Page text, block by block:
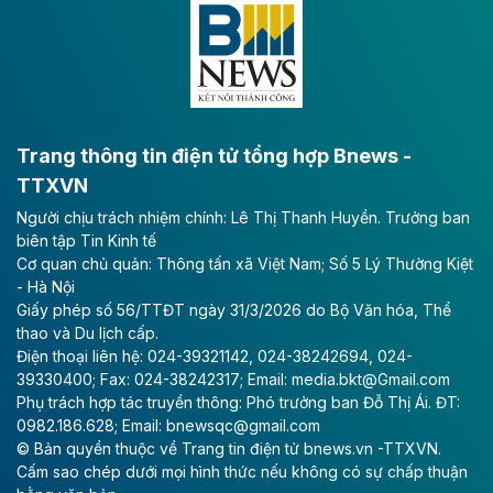
lực phát triển kinh tế - xã hội khu vực phía Nam đồng
Long Thành
Tổng công ty Cảng hàng không Việt Nam - CTCP
(ACV) vừa lập kỷ lục mới về lợi nhuận trong quý
II/2026.
Theo baodautu.vn
Vinaconex lập đỉnh doanh thu
Tổng CTCP Xuất nhập khẩu và Xây dựng Việt Nam
(Vinaconex) đã khép lại nửa đầu năm với doanh thu
thuần gần 7.268 tỷ đồng, tăng 4% so với cùng kỳ và
cũng là mức cao nhất lịch sử hoạt động của doanh
nghiệp.
Trang thông tin điện tử tổng hợp Bnews -
TTXVN
Người chịu trách nhiệm chính: Lê Thị Thanh Huyền. Trưởng ban
biên tập Tin Kinh tế
Cơ quan chủ quản: Thông tấn xã Việt Nam; Số 5 Lý Thường Kiệt
- Hà Nội
Giấy phép số 56/TTĐT ngày 31/3/2026 do Bộ Văn hóa, Thể
thao và Du lịch cấp.
Điện thoại liên hệ: 024-39321142, 024-38242694, 024-
39330400; Fax: 024-38242317; Email: media.bkt@Gmail.com
Phụ trách hợp tác truyền thông: Phó trưởng ban Đỗ Thị Ái. ĐT:
0982.186.628; Email: bnewsqc@gmail.com
© Bản quyền thuộc về Trang tin điện tử bnews.vn -TTXVN.
Cấm sao chép dưới mọi hình thức nếu không có sự chấp thuận